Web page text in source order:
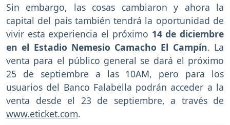
Sin embargo, las cosas cambiaron y ahora la
capital del país también tendrá la oportunidad de
vivir esta experiencia el próximo 14 de diciembre
en el Estadio Nemesio Camacho El Campín. La
venta para el público general se dará el próximo
25 de septiembre a las 10AM, pero para los
usuarios del Banco Falabella podrán acceder a la
venta desde el 23 de septiembre, a través de
www.eticket.com.